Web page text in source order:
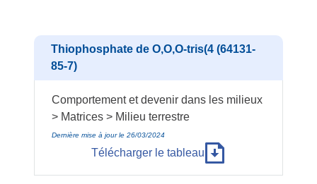
Thiophosphate de O,O,O-tris(4 (64131-
85-7)
Comportement et devenir dans les milieux
> Matrices > Milieu terrestre
Dernière mise à jour le 26/03/2024
Télécharger le tableau